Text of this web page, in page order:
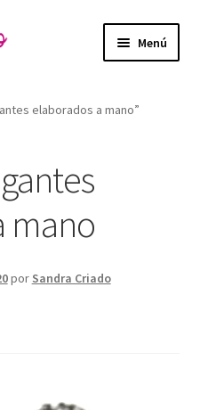
Menú
elaborados a mano”
mano
por Sandra Criado